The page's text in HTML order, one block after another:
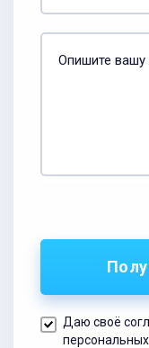
Опишите вашу
Даю своё